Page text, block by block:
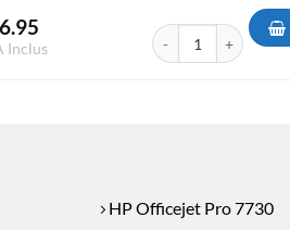
Inclus
quantité de
HP Officejet Pro 7730